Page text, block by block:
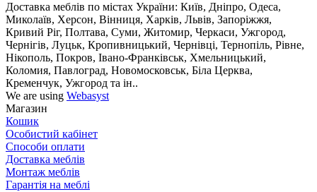
Доставка меблів по містах України: Київ, Дніпро, Одеса,
Миколаїв, Херсон, Вінниця, Харків, Львів, Запоріжжя,
Кривий Ріг, Полтава, Суми, Житомир, Черкаси, Ужгород,
Чернігів, Луцьк, Кропивницький, Чернівці, Тернопіль, Рівне,
Нікополь, Покров, Івано-Франківськ, Хмельницький,
Коломия, Павлоград, Новомосковськ, Біла Церква,
Кременчук, Ужгород та ін..
We are using Webasyst
Магазин
Кошик
Особистий кабінет
Способи оплати
Доставка меблів
Монтаж меблів
Гарантія на меблі